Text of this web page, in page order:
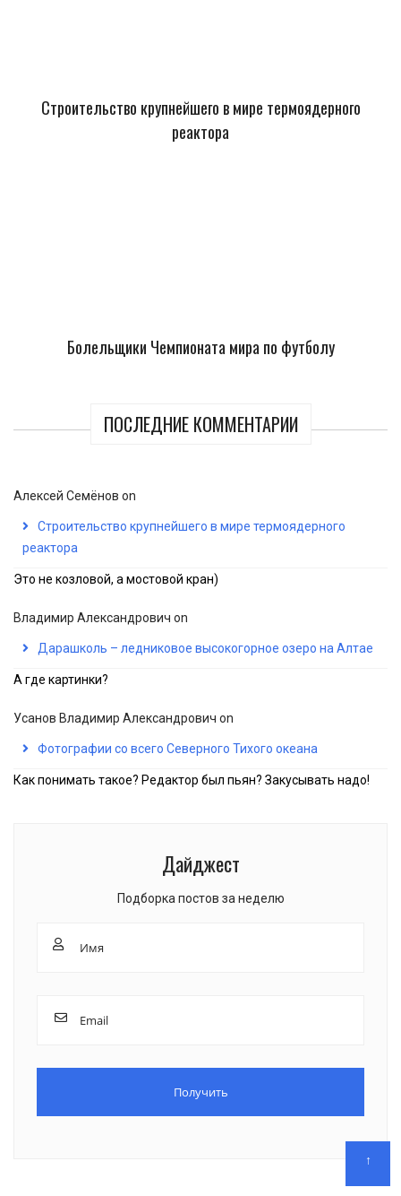
Строительство крупнейшего в мире термоядерного
реактора
Болельщики Чемпионата мира по футболу
ПОСЛЕДНИЕ КОММЕНТАРИИ
Алексей Семёнов on
Строительство крупнейшего в мире термоядерного
реактора
Это не козловой, а мостовой кран)
Владимир Александрович on
Дарашколь – ледниковое высокогорное озеро на Алтае
А где картинки?
Усанов Владимир Александрович on
Фотографии со всего Северного Тихого океана
Как понимать такое? Редактор был пьян? Закусывать надо!
Дайджест
Подборка постов за неделю
↑